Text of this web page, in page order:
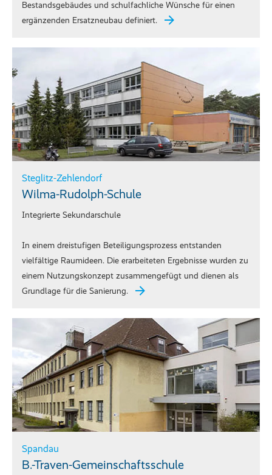
Bestandsgebäudes und schulfachliche Wünsche für einen
ergänzenden Ersatzneubau definiert.
Steglitz-Zehlendorf
Wilma-Rudolph-Schule
Integrierte Sekundarschule
In einem dreistufigen Beteiligungsprozess entstanden
vielfältige Raumideen. Die erarbeiteten Ergebnisse wurden zu
einem Nutzungskonzept zusammengefügt und dienen als
Grundlage für die Sanierung.
Spandau
B.-Traven-Gemeinschaftsschule